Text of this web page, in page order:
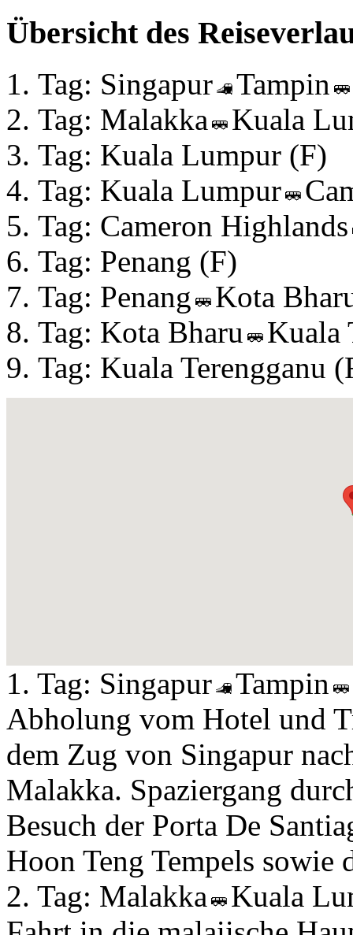
Übersicht des
Tag: Singapur
Tampin
Tag: Malakka
Kuala
Tag: Kuala Lumpur (F)
Tag: Kuala Lumpur
Tag: Cameron Highlands
Tag: Penang (F)
Tag: Penang
Kota
Tag: Kota Bharu
Kuala
Tag: Kuala Terengganu
1. Tag: Singapur
Tampin
Abholung vom Hotel und
dem Zug von Singapur
Malakka. Spaziergang
Besuch der Porta De
Hoon Teng Tempels sowie
2. Tag: Malakka
Kuala